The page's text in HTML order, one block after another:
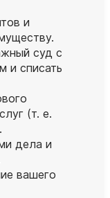
и
суд с
и списать
(т. е.
дела и
вашего